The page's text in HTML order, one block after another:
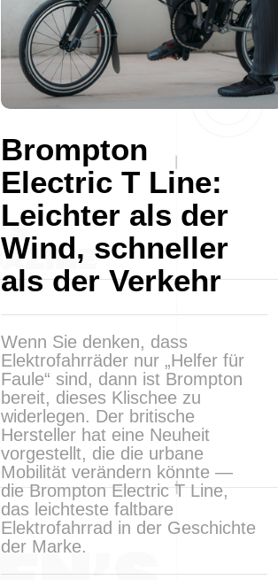
Brompton
Electric T Line:
Leichter als der
Wind, schneller
als der Verkehr
Wenn Sie denken, dass
Elektrofahrräder nur „Helfer für
Faule“ sind, dann ist Brompton
bereit, dieses Klischee zu
widerlegen. Der britische
Hersteller hat eine Neuheit
vorgestellt, die die urbane
Mobilität verändern könnte —
die Brompton Electric T Line,
das leichteste faltbare
Elektrofahrrad in der Geschichte
der Marke.